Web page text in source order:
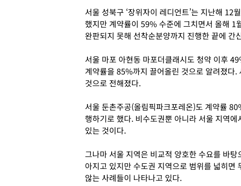
서울 성북구 ‘장위자이 레디언트’는 지난해
했지만 계약률이 59% 수준에 그치면서 올해 1
완판되지 못해 선착순분양까지 진행한 끝에 간
서울 마포 아현동 마포더클래시도 청약 이후
계약률을 85%까지 끌어올린 것으로 알려졌다
것으로 전해졌다.
서울 둔촌주공(올림픽파크포레온)도 계약률
행하기로 했다. 비수도권뿐 아니라 서울 지역
있는 것이다.
그나마 서울 지역은 비교적 양호한 수요를 바
아지고 있지만 수도권 지역으로 범위를 넓히면
않는 사례들이 나타나고 있다.